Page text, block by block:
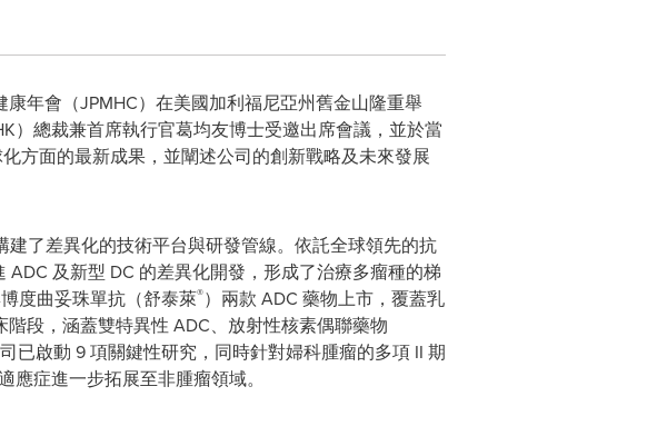
年會（JPMHC）在美國加利福尼亞州舊金山隆重舉
）總裁兼首席執行官葛均友博士受邀出席會議，並於當
方面的最新成果，並闡述公司的創新戰略及未來發展
了差異化的技術平台與研發管線。依託全球領先的抗
及新型 DC 的差異化開發，形成了治療多瘤種的梯
度曲妥珠單抗（舒泰萊®）兩款 ADC 藥物上市，覆蓋乳
段，涵蓋雙特異性 ADC、放射性核素偶聯藥物
已啟動 9 項關鍵性研究，同時針對婦科腫瘤的多項 II 期
症進一步拓展至非腫瘤領域。